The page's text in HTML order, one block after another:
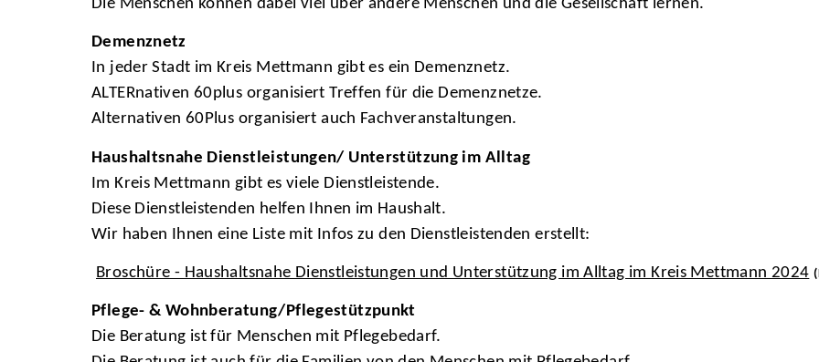
Die Menschen können dabei viel über andere Menschen und die Gesellschaft lernen.
Demenznetz
In jeder Stadt im Kreis Mettmann gibt es ein Demenznetz.
ALTERnativen 60plus organisiert Treffen für die Demenznetze.
Alternativen 60Plus organisiert auch Fachveranstaltungen.
Haushaltsnahe Dienstleistungen/ Unterstützung im Alltag
Im Kreis Mettmann gibt es viele Dienstleistende.
Diese Dienstleistenden helfen Ihnen im Haushalt.
Wir haben Ihnen eine Liste mit Infos zu den Dienstleistenden erstellt:
Broschüre - Haushaltsnahe Dienstleistungen und Unterstützung im Alltag im Kreis Mettmann 2024
Pflege- & Wohnberatung/Pflegestützpunkt
Die Beratung ist für Menschen mit Pflegebedarf.